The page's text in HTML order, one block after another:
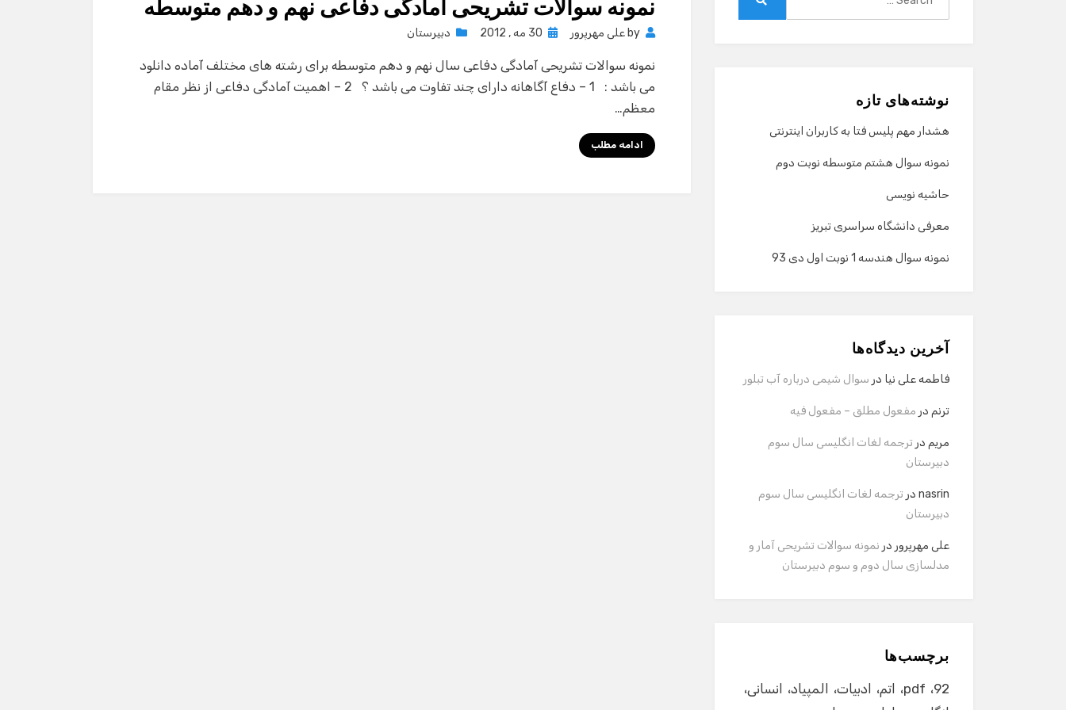
نمونه سوالات تشریحی آمادگی دفاعی نهم و دهم متوسطه
by علی مهرپرور
Posted
30 مه , 2012 دبیرستان
نمونه سوالات تشریحی آمادگی دفاعی سال نهم و دهم متوسطه برای رشته های مختلف آماده دانلود
می باشد : 1 – دفاع آگاهانه دارای چند تفاوت می باشد ؟ 2 – اهمیت آمادگی دفاعی از نظر مقام
معظم…
ادامه مطلب
نوشته‌های تازه
هشدار مهم پلیس فتا به کاربران اینترنتی
نمونه سوال هشتم متوسطه نوبت دوم
حاشیه نویسی
معرفی دانشگاه سراسری تبریز
نمونه سوال هندسه 1 نوبت اول دی 93
آخرین دیدگاه‌ها
فاطمه علی نیا در سوال شیمی درباره آب تبلور
ترنم در مفعول مطلق – مفعول فیه
مریم در ترجمه لغات انگلیسی سال سوم
دبیرستان
nasrin در ترجمه لغات انگلیسی سال سوم
دبیرستان
علی مهرپرور در نمونه سوالات تشریحی آمار و
مدلسازی سال دوم و سوم دبیرستان
برچسب‌ها
92
pdf اتم ادبیات المپیاد
انسانی